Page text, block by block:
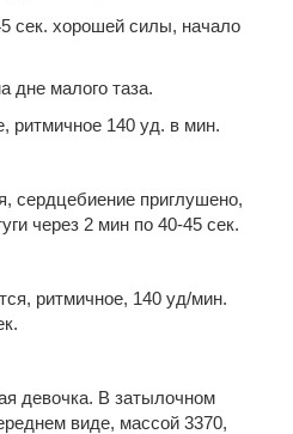
сек. хорошей силы, начало
дне малого таза.
ритмичное 140 уд. в мин.
сердцебиение приглушено,
через 2 мин по 40-45 сек.
ритмичное, 140 уд/мин.
девочка. В затылочном
виде, массой 3370,